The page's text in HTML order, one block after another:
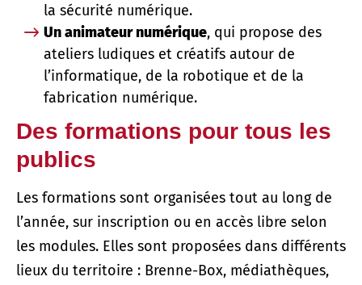
la sécurité numérique.
Un animateur numérique, qui propose des
ateliers ludiques et créatifs autour de
l’informatique, de la robotique et de la
fabrication numérique.
Des formations pour tous les
publics
Les formations sont organisées tout au long de
l’année, sur inscription ou en accès libre selon
les modules. Elles sont proposées dans différents
lieux du territoire : Brenne-Box, médiathèques,